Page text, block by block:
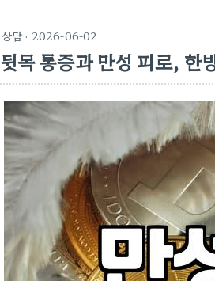
상담· 2026-06-02
뒷목 통증과 만성 피로, 한